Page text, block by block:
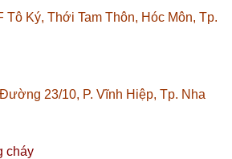
Tô Ký, Thới Tam Thôn, Hóc Môn, Tp.
23/10, P. Vĩnh Hiệp, Tp. Nha
cháy